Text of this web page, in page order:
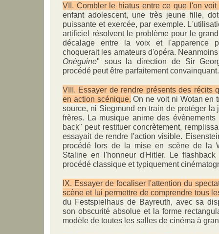
VII. Combler le hiatus entre ce que l'on
enfant adolescent, une très jeune fille,
puissante et exercée, par exemple.
artificiel résolvent le problème pour le
décalage entre la voix et l'apparence
choquerait les amateurs d'opéra.
Onéguine" sous la direction de Sir
procédé peut être parfaitement convainquant.
VIII. Essayer de rendre présents des récits
en action scénique. On ne voit ni Wotan en
source, ni Siegmund en train de protéger
frères. La musique anime des
back" peut restituer concrètement,
essayait de rendre l'action visible.
procédé lors de la mise en scène de la
Staline en l'honneur d'Hitler. Le
procédé classique et typiquement
IX. Essayer de focaliser l'attention du
scène et lui permettre de comprendre tous
du Festspielhaus de Bayreuth, avec sa
son obscurité absolue et la forme
modèle de toutes les salles de cinéma à